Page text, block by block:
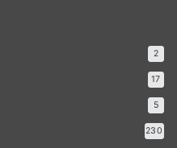
2
17
5
230